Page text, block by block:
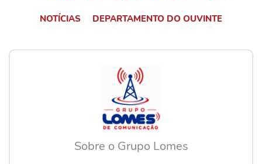
NOTÍCIAS DEPARTAMENTO DO OUVINTE
Sobre o Grupo Lomes